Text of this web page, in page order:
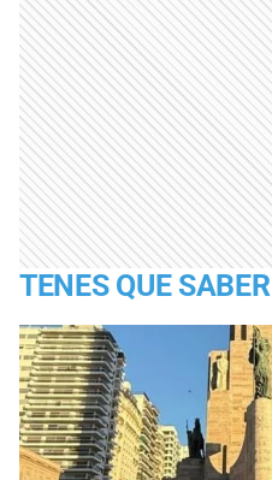
TENES QUE SABER